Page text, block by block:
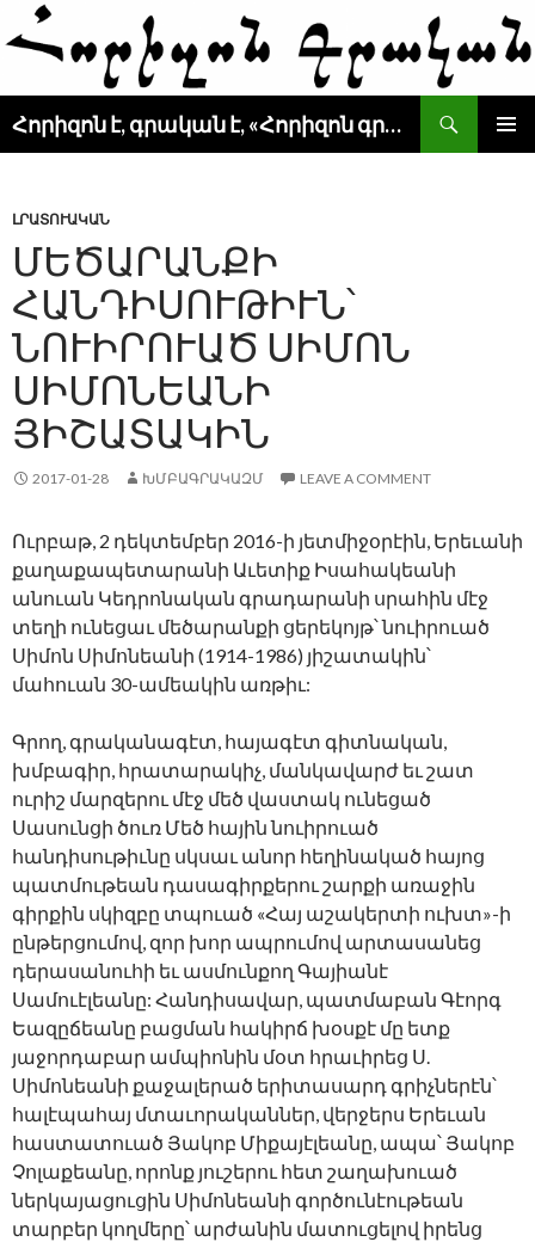
Հորիզոն է, գրական է, «Հորիզոն գրական» է
SKIP
ԼՐԱՏՈՒԱԿԱՆ
ՄԵԾԱՐԱՆՔԻ
ՀԱՆԴԻՍՈՒԹԻՒՆ՝
ՆՈՒԻՐՈՒԱԾ ՍԻՄՈՆ
ՍԻՄՈՆԵԱՆԻ
ՅԻՇԱՏԱԿԻՆ
2017-01-28 ԽՄԲԱԳՐԱԿԱԶՄ LEAVE A COMMENT
Ուրբաթ, 2 դեկտեմբեր 2016-ի յետմիջօրէին, Երեւանի
քաղաքապետարանի Աւետիք Իսահակեանի
անուան Կեդրոնական գրադարանի սրահին մէջ
տեղի ունեցաւ մեծարանքի ցերեկոյթ՝ նուիրուած
Սիմոն Սիմոնեանի (1914-1986) յիշատակին՝
մահուան 30-ամեակին առթիւ:
Գրող, գրականագէտ, հայագէտ գիտնական,
խմբագիր, հրատարակիչ, մանկավարժ եւ շատ
ուրիշ մարզերու մէջ մեծ վաստակ ունեցած
Սասունցի ծուռ Մեծ հային նուիրուած
հանդիսութիւնը սկսաւ անոր հեղինակած հայոց
պատմութեան դասագիրքերու շարքի առաջին
գիրքին սկիզբը տպուած «Հայ աշակերտի ուխտ»-ի
ընթերցումով, զոր խոր ապրումով արտասանեց
դերասանուհի եւ ասմունքող Գայիանէ
Սամուէլեանը: Հանդիսավար, պատմաբան Գէորգ
Եազըճեանը բացման հակիրճ խօսքէ մը ետք
յաջորդաբար ամպիոնին մօտ հրաւիրեց Ս.
Սիմոնեանի քաջալերած երիտասարդ գրիչներէն՝
հալէպահայ մտաւորականներ, վերջերս Երեւան
հաստատուած Յակոբ Միքայէլեանը, ապա՝ Յակոբ
Չոլաքեանը, որոնք յուշերու հետ շաղախուած
ներկայացուցին Սիմոնեանի գործունէութեան
տարբեր կողմերը՝ արժանին մատուցելով իրենց